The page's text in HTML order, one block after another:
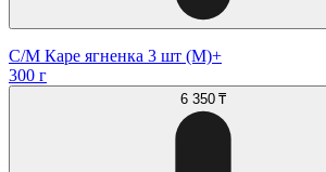
С/М Каре ягненка 3 шт (М)+
300 г
6 350 ₸